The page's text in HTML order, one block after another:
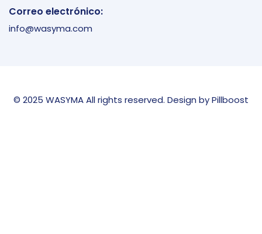
Correo electrónico:
info@wasyma.com
© 2025 WASYMA All rights reserved. Design by Pillboost